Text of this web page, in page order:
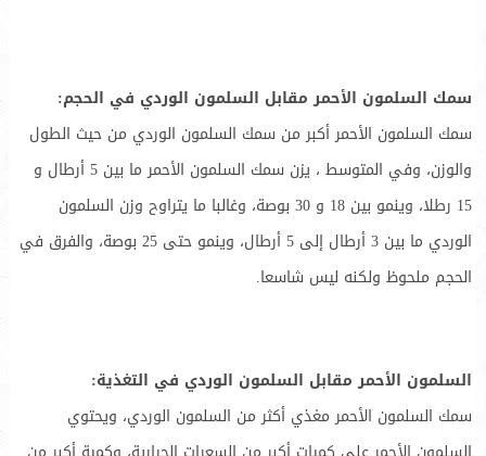
سمك السلمون الأحمر مقابل السلمون الوردي في الحجم:
سمك السلمون الأحمر أكبر من سمك السلمون الوردي من حيث الطول
والوزن، وفي المتوسط ، يزن سمك السلمون الأحمر ما بين 5 أرطال و
15 رطلا، وينمو بين 18 و 30 بوصة، وغالبا ما يتراوح وزن السلمون
الوردي ما بين 3 أرطال إلى 5 أرطال، وينمو حتى 25 بوصة، والفرق في
الحجم ملحوظ ولكنه ليس شاسعا.
السلمون الأحمر مقابل السلمون الوردي في التغذية:
سمك السلمون الأحمر مغذي أكثر من السلمون الوردي، ويحتوي